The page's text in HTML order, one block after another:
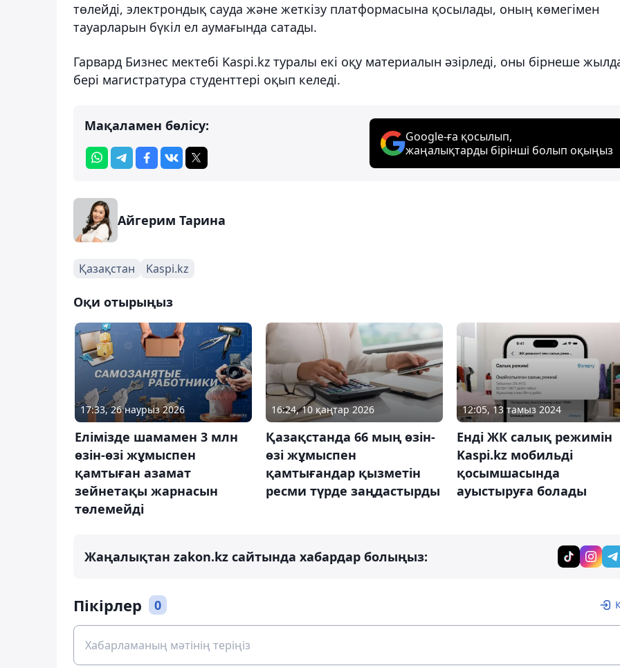
төлейді, электрондық сауда және жеткізу платформасына қосылады, оның көмегімен
тауарларын бүкіл ел аумағында сатады.
Гарвард Бизнес мектебі Kaspi.kz туралы екі оқу материалын әзірледі, оны бірнеше
бері магистратура студенттері оқып келеді.
Мақаламен бөлісу:
Google-ға қосылып,
жаңалықтарды бірінші болып оқыңыз
Айгерим Тарина
Қазақстан Kaspi.kz
Оқи отырыңыз
17:33, 26 наурыз 2026
Елімізде шамамен 3 млн
өзін-өзі жұмыспен
қамтыған азамат
зейнетақы жарнасын
төлемейді
16:24, 10 қаңтар 2026
Қазақстанда 66 мың өзін-
өзі жұмыспен
қамтығандар қызметін
ресми түрде заңдастырды
12:05, 13 тамыз 2024
Енді ЖК салық режимін
Kaspi.kz мобильді
қосымшасында
ауыстыруға болады
Жаңалықтан zakon.kz сайтында хабардар болыңыз:
Пікірлер 0